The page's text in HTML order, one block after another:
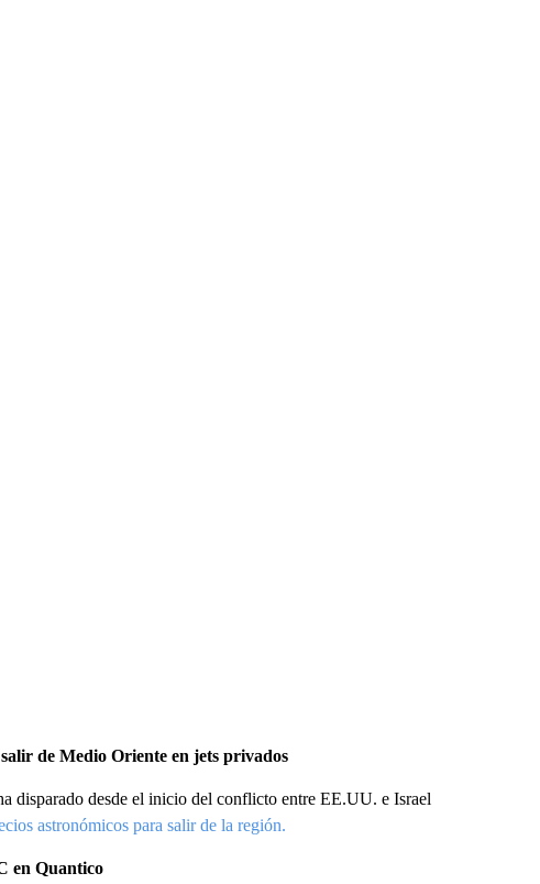
de Medio Oriente en jets privados
disparado desde el inicio del conflicto entre EE.UU. e Israel
astronómicos para salir de la región.
en Quantico